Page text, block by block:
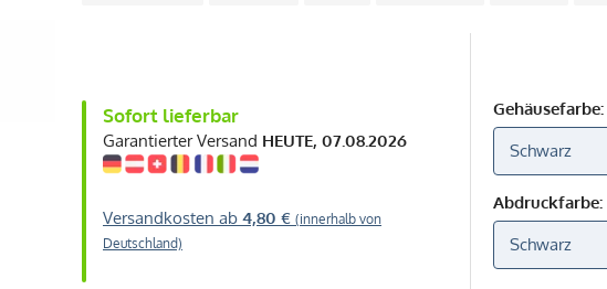
Sofort lieferbar
Garantierter Versand HEUTE, 07.08.2026
Versandkosten ab 4,80 € (innerhalb von
Deutschland)
Gehäusefarbe:
Abdruckfarbe: